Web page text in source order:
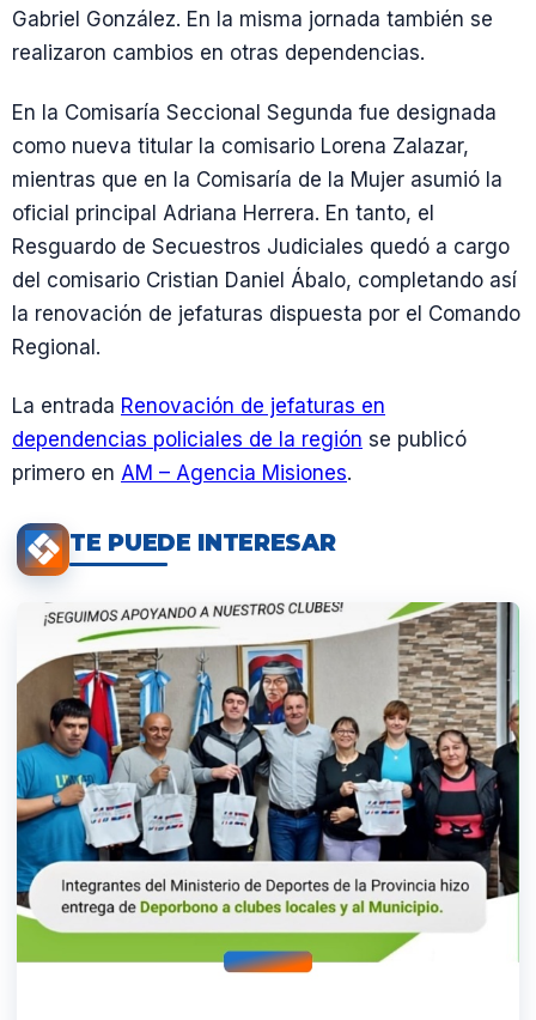
Gabriel González. En la misma jornada también se
realizaron cambios en otras dependencias.
En la Comisaría Seccional Segunda fue designada
como nueva titular la comisario Lorena Zalazar,
mientras que en la Comisaría de la Mujer asumió la
oficial principal Adriana Herrera. En tanto, el
Resguardo de Secuestros Judiciales quedó a cargo
del comisario Cristian Daniel Ábalo, completando así
la renovación de jefaturas dispuesta por el Comando
Regional.
La entrada Renovación de jefaturas en
dependencias policiales de la región se publicó
primero en AM – Agencia Misiones.
TE PUEDE INTERESAR